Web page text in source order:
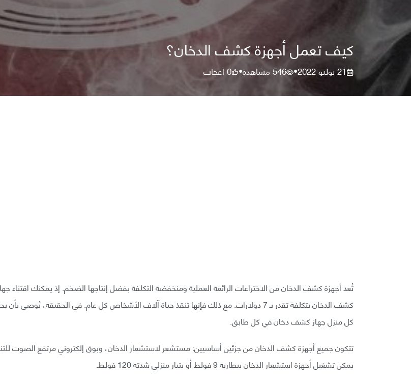
كيف تعمل أجهزة كشف الدخان؟
21 يوليو 2022 •
546مشاهدة•
0اعجاب
تُعد أجهزة كشف الدخان من الاختراعات الرائعة العملية ومنخفضة التكلفة بفضل إنتاجها الضخم. إذ يمكنك اقتناء
كشف الدخان بتكلفة تقدر بـ 7 دولارات. مع ذلك فإنها تنقذ حياة آلاف الأشخاص كل عام. في الحقيقة، يُوصى بأن
كل منزل جهاز كشف دخان في كل طابق.
تتكون جميع أجهزة كشف الدخان من جزئين أساسيين: مستشعر لاستشعار الدخان، وبوق إلكتروني مرتفع الصوت
يمكن تشغيل أجهزة استشعار الدخان ببطارية 9 فولط أو بتيار منزلي شدته 120 فولط.